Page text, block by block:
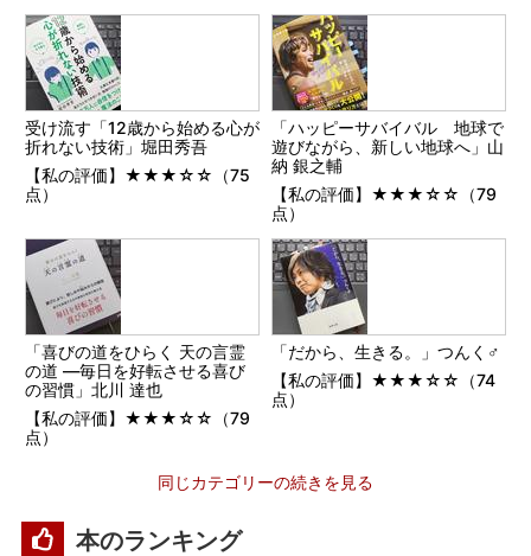
受け流す「12歳から始める心が
折れない技術」堀田秀吾
【私の評価】★★★☆☆（75
点）
「ハッピーサバイバル 地球で
遊びながら、新しい地球へ」山
納 銀之輔
【私の評価】★★★☆☆（79
点）
「喜びの道をひらく 天の言霊
の道 ―毎日を好転させる喜び
の習慣」北川 達也
【私の評価】★★★☆☆（79
点）
「だから、生きる。」つんく♂
【私の評価】★★★☆☆（74
点）
同じカテゴリーの続きを見る
本のランキング